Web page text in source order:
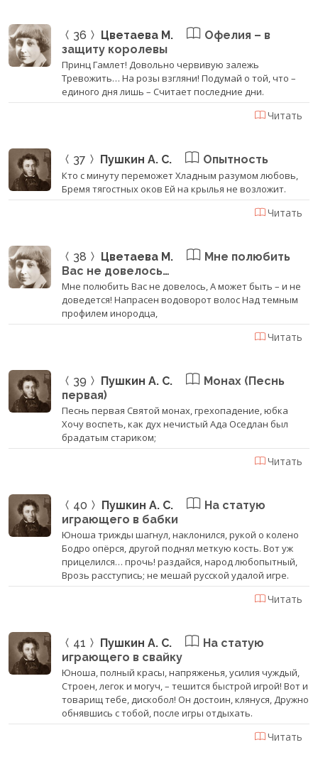
36 Цветаева М.
Офелия – в
защиту королевы
Принц Гамлет! Довольно червивую залежь
Тревожить… На розы взгляни! Подумай о той, что –
единого дня лишь – Считает последние дни.
Читать
37 Пушкин А. С. Опытность
Кто с минуту переможет Хладным разумом любовь,
Бремя тягостных оков Ей на крылья не возложит.
Читать
38 Цветаева М.
Мне полюбить
Вас не довелось…
Мне полюбить Вас не довелось, А может быть – и не
доведется! Напрасен водоворот волос Над темным
профилем инородца,
Читать
39 Пушкин А. С.
Монах (Песнь
первая)
Песнь первая Святой монах, грехопадение, юбка
Хочу воспеть, как дух нечистый Ада Оседлан был
брадатым стариком;
Читать
40 Пушкин А. С.
На статую
играющего в бабки
Юноша трижды шагнул, наклонился, рукой о колено
Бодро опёрся, другой поднял меткую кость. Вот уж
прицелился… прочь! раздайся, народ любопытный,
Врозь расступись; не мешай русской удалой игре.
Читать
41 Пушкин А. С.
На статую
играющего в свайку
Юноша, полный красы, напряженья, усилия чуждый,
Строен, легок и могуч, – тешится быстрой игрой! Вот и
товарищ тебе, дискобол! Он достоин, клянуся, Дружно
обнявшись с тобой, после игры отдыхать.
Читать